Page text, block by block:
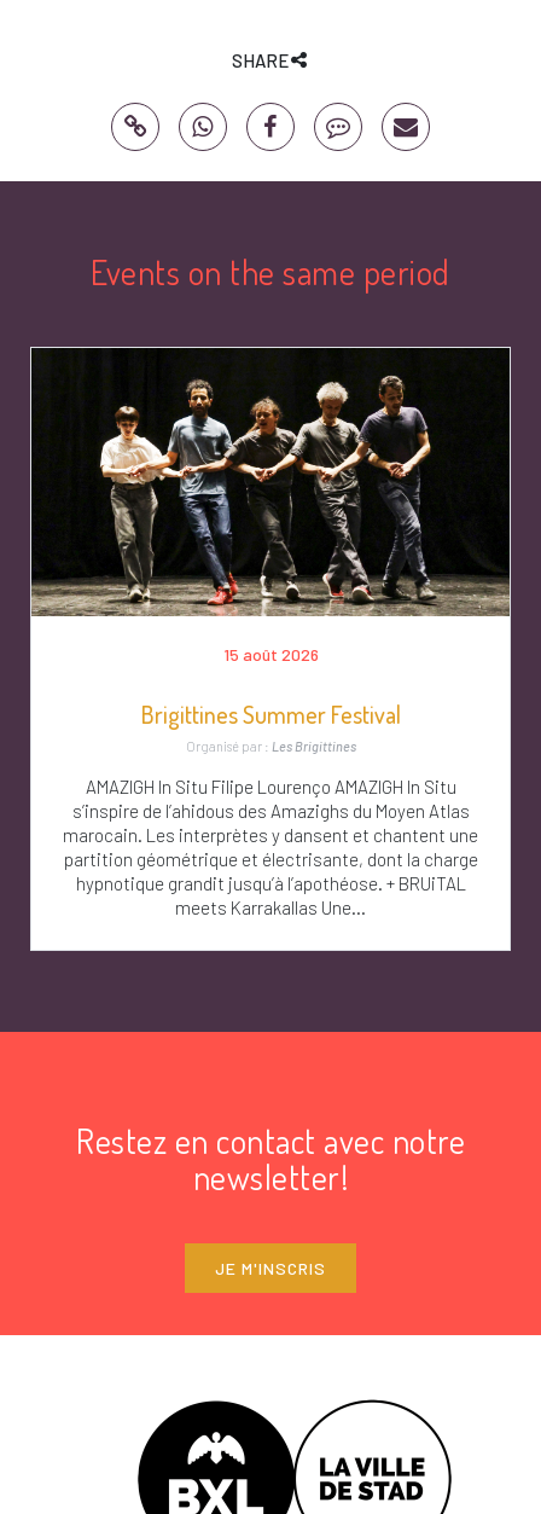
SHARE
Events on the same period
15 août 2026
Brigittines Summer Festival
Organisé par : Les Brigittines
AMAZIGH In Situ Filipe Lourenço AMAZIGH In Situ
s’inspire de l’ahidous des Amazighs du Moyen Atlas
marocain. Les interprètes y dansent et chantent une
partition géométrique et électrisante, dont la charge
hypnotique grandit jusqu’à l’apothéose. + BRUiTAL
meets Karrakallas Une...
Restez en contact avec notre
newsletter!
JE M'INSCRIS